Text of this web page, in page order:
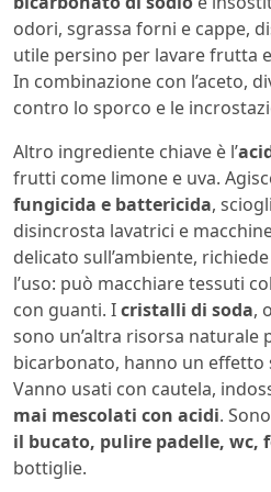
odori, sgrassa forni e cappe,
utile persino per lavare frutta
In combinazione con l’aceto,
contro lo sporco e le
Altro ingrediente chiave è l’
frutti come limone e uva.
fungicida e battericida,
disincrosta lavatrici e
delicato sull’ambiente,
l’uso: può macchiare tessuti
con guanti. Icristalli di soda,
sono un’altra risorsa naturale
bicarbonato, hanno un effetto
Vanno usati con cautela,
mai mescolati con acidi.
il bucato, pulire padelle, wc,
bottiglie.